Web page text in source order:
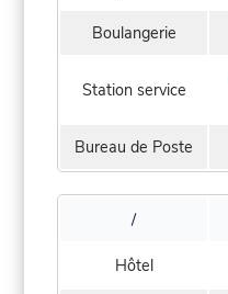
Boulangerie
Station service
Bureau de Poste
/
Hôtel